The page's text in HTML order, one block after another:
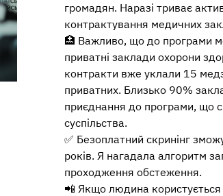
громадян. Наразі триває
контрактування медичних
🏥 Важливо, що до програми
приватні заклади охорони
контракти вже уклали 15
приватних. Близько 90%
приєднання до програми, що
суспільства.
✅ Безоплатний скринінг
років. Я нагадала алгоритм
проходження обстеження.
📲 Якщо людина